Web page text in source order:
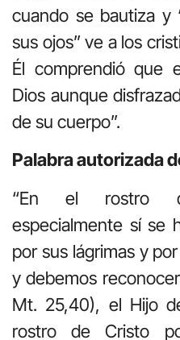
cuando se bautiza y
sus ojos” ve a los
Él comprendió que
Dios aunque
de su cuerpo”.
Palabra autorizada
“En el rostro
especialmente sí se
por sus lágrimas y
y debemos
Mt. 25,40), el Hijo
rostro de Cristo